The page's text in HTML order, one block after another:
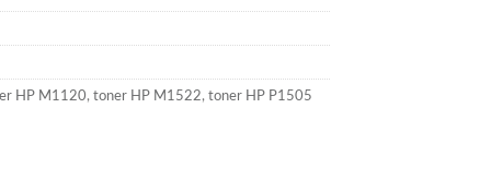
HP M1120, toner HP M1522, toner HP P1505